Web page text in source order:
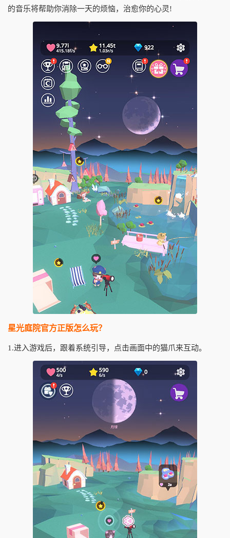
的音乐将帮助你消除一天的烦恼，治愈你的心灵!
星光庭院官方正版怎么玩？
1.进入游戏后，跟着系统引导，点击画面中的猫爪来互动。